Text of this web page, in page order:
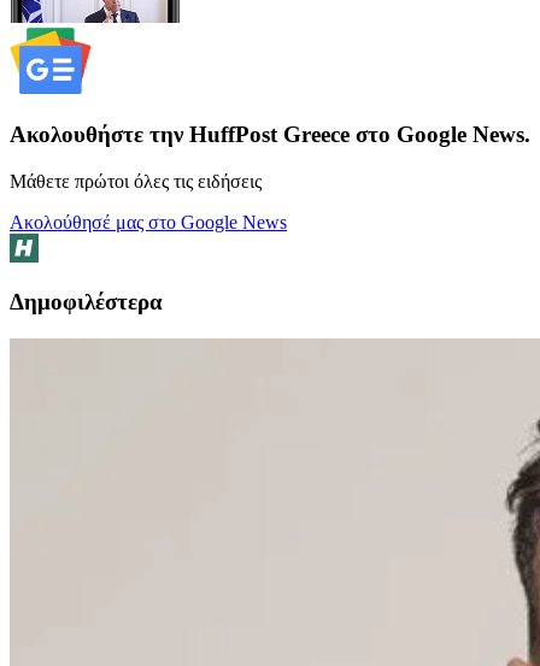
Ακολουθήστε την HuffPost Greece στο Google News.
Μάθετε πρώτοι όλες τις ειδήσεις
Ακολούθησέ μας στο Google News
Δημοφιλέστερα